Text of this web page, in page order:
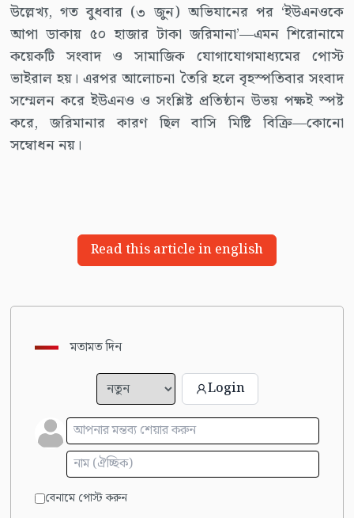
উল্লেখ্য, গত বুধবার (৩ জুন) অভিযানের পর ‘ইউএনওকে
আপা ডাকায় ৫০ হাজার টাকা জরিমানা’—এমন শিরোনামে
কয়েকটি সংবাদ ও সামাজিক যোগাযোগমাধ্যমের পোস্ট
ভাইরাল হয়। এরপর আলোচনা তৈরি হলে বৃহস্পতিবার সংবাদ
সম্মেলন করে ইউএনও ও সংশ্লিষ্ট প্রতিষ্ঠান উভয় পক্ষই স্পষ্ট
করে, জরিমানার কারণ ছিল বাসি মিষ্টি বিক্রি—কোনো
সম্বোধন নয়।
Read this article in english
মতামত দিন
Login
বেনামে পোস্ট করুন